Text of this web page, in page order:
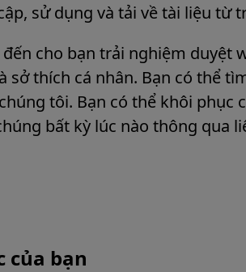
sử dụng và tải về tài liệu từ
cho bạn trải nghiệm duyệt
sở thích cá nhân. Bạn có thể
tôi. Bạn có thể khôi phục
bất kỳ lúc nào thông qua
của bạn